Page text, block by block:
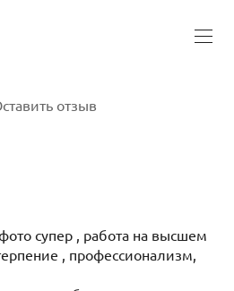
отзыв
супер , работа на высшем
, профессионализм,